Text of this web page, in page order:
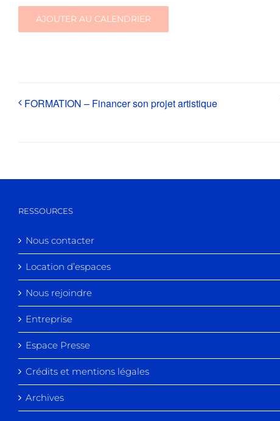
AJOUTER AU CALENDRIER
FORMATION – Financer son projet artistique
RESSOURCES
Nous contacter
Location d’espaces
Nous rejoindre
Entreprise
Espace Presse
Crédits et mentions légales
Archives